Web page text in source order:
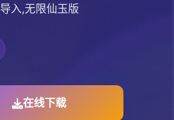
导入,无限仙玉版
在线下载